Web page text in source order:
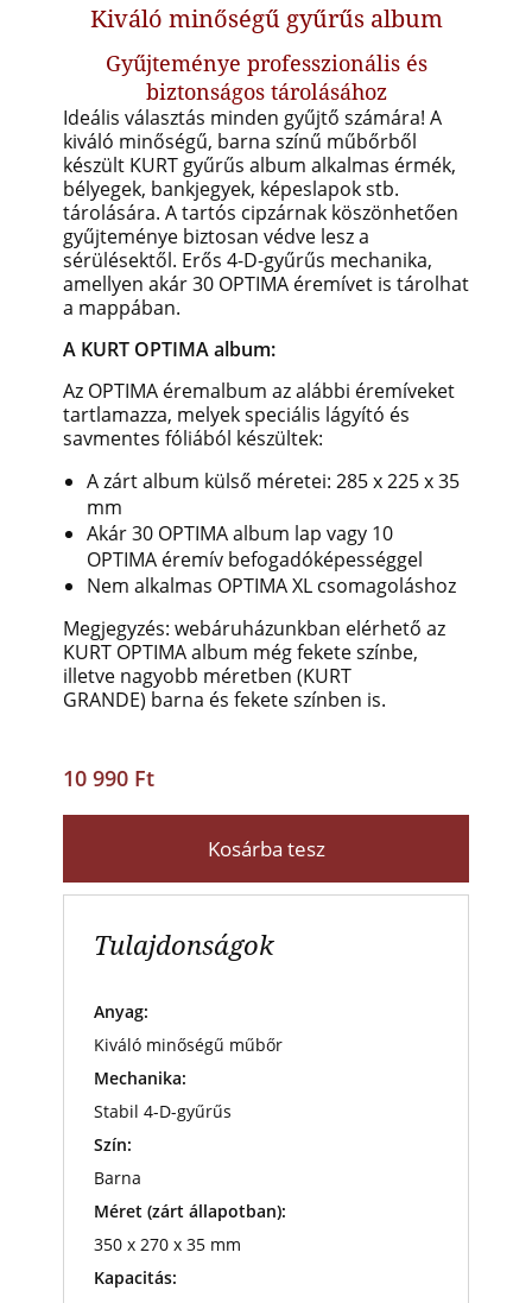
Kiváló minőségű gyűrűs album
Gyűjteménye professzionális és
biztonságos tárolásához
Ideális választás minden gyűjtő számára! A
kiváló minőségű, barna színű műbőrből
készült KURT gyűrűs album alkalmas érmék,
bélyegek, bankjegyek, képeslapok stb.
tárolására. A tartós cipzárnak köszönhetően
gyűjteménye biztosan védve lesz a
sérülésektől. Erős 4-D-gyűrűs mechanika,
amellyen akár 30 OPTIMA éremívet is tárolhat
a mappában.
A KURT OPTIMA album:
Az OPTIMA éremalbum az alábbi éremíveket
tartlamazza, melyek speciális lágyító és
savmentes fóliából készültek:
A zárt album külső méretei: 285 x 225 x 35
mm
Akár 30 OPTIMA album lap vagy 10
OPTIMA éremív befogadóképességgel
Nem alkalmas OPTIMA XL csomagoláshoz
Megjegyzés: webáruházunkban elérhető az
KURT OPTIMA album még fekete színbe,
illetve nagyobb méretben (KURT
GRANDE) barna és fekete színben is.
10 990 Ft
Kosárba tesz
Tulajdonságok
Anyag:
Kiváló minőségű műbőr
Mechanika:
Stabil 4-D-gyűrűs
Szín:
Barna
Méret (zárt állapotban):
350 x 270 x 35 mm
Kapacitás: